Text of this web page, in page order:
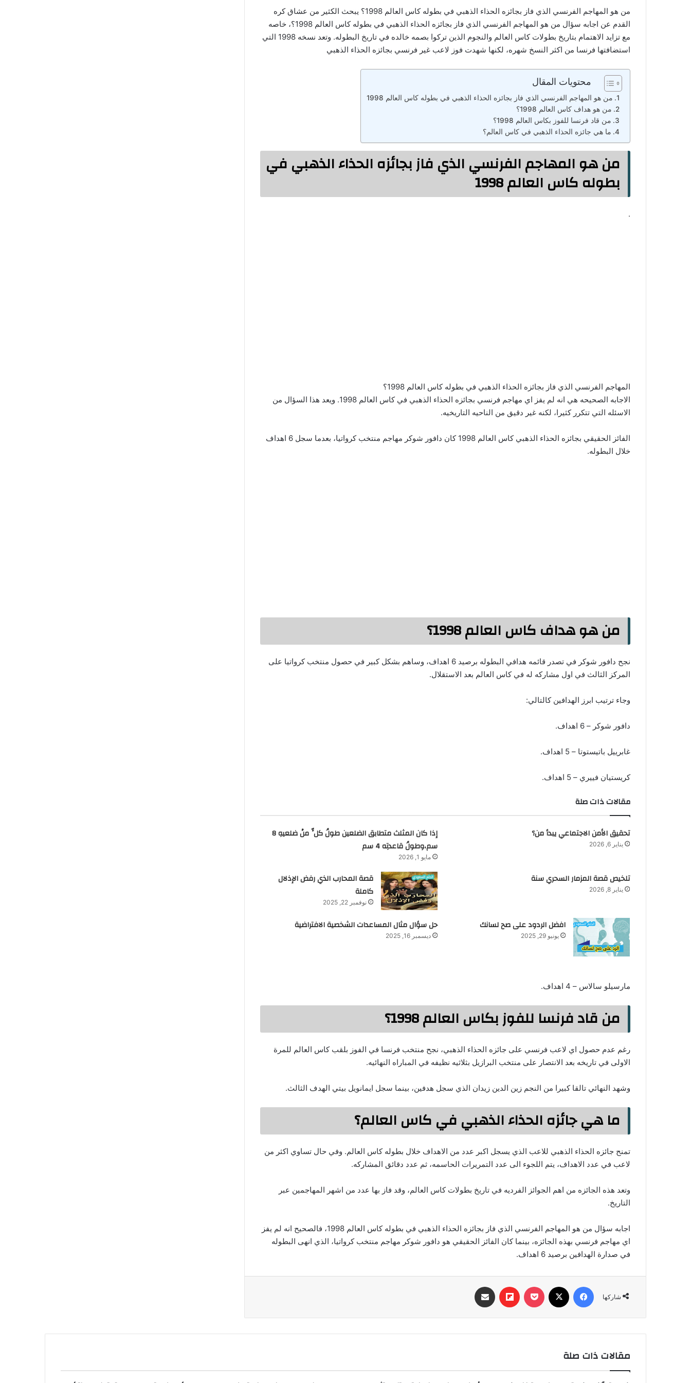
من هو المهاجم الفرنسي الذي فاز بجائزه الحذاء الذهبي في بطوله كاس العالم 1998؟ يبحث الكثير من عشاق كره
القدم عن اجابه سؤال من هو المهاجم الفرنسي الذي فاز بجائزه الحذاء الذهبي في بطوله كاس العالم 1998؟، خاصه
مع تزايد الاهتمام بتاريخ بطولات كاس العالم والنجوم الذين تركوا بصمه خالده في تاريخ البطوله. وتعد نسخه 1998 التي
استضافتها فرنسا من اكثر النسخ شهره، لكنها شهدت فوز لاعب غير فرنسي بجائزه الحذاء الذهبي
محتويات المقال
من هو المهاجم الفرنسي الذي فاز بجائزه الحذاء الذهبي في بطوله كاس العالم 1998
من هو هداف كاس العالم 1998؟
من قاد فرنسا للفوز بكاس العالم 1998؟
ما هي جائزه الحذاء الذهبي في كاس العالم؟
من هو المهاجم الفرنسي الذي فاز بجائزه الحذاء الذهبي في
بطوله كاس العالم 1998
.
المهاجم الفرنسي الذي فاز بجائزه الحذاء الذهبي في بطوله كاس العالم 1998؟
الاجابه الصحيحه هي انه لم يفز اي مهاجم فرنسي بجائزه الحذاء الذهبي في كاس العالم 1998. ويعد هذا السؤال من
الاسئله التي تتكرر كثيرا، لكنه غير دقيق من الناحيه التاريخيه.
الفائز الحقيقي بجائزه الحذاء الذهبي كاس العالم 1998 كان دافور شوكر مهاجم منتخب كرواتيا، بعدما سجل 6 اهداف
خلال البطوله.
من هو هداف كاس العالم 1998؟
نجح دافور شوكر في تصدر قائمه هدافي البطوله برصيد 6 اهداف، وساهم بشكل كبير في حصول منتخب كرواتيا على
المركز الثالث في اول مشاركه له في كاس العالم بعد الاستقلال.
وجاء ترتيب ابرز الهدافين كالتالي:
دافور شوكر – 6 اهداف.
غابرييل باتيستوتا – 5 اهداف.
كريستيان فييري – 5 اهداف.
مقالات ذات صلة
تحقيق الأمن الاجتماعي يبدأ من؟
يناير 6, 2026
إذا كان المثلث متطابق الضلعين طولُ كلٍّ منْ ضلعيهِ 8
سم،وطولُ قاعدتِه 4 سم
مايو 1, 2026
تلخيص قصة المزمار السحري سنة
يناير 8, 2026
قصة المحارب الذي رفض الإذلال
كاملة
نوفمبر 22, 2025
افضل الردود على صح لسانك
يونيو 29, 2025
حل سؤال مثال المساعدات الشخصية الافتراضية
ديسمبر 16, 2025
مارسيلو سالاس – 4 اهداف.
من قاد فرنسا للفوز بكاس العالم 1998؟
رغم عدم حصول اي لاعب فرنسي على جائزه الحذاء الذهبي، نجح منتخب فرنسا في الفوز بلقب كاس العالم للمرة
الاولى في تاريخه بعد الانتصار على منتخب البرازيل بثلاثيه نظيفه في المباراه النهائيه.
وشهد النهائي تالقا كبيرا من النجم زين الدين زيدان الذي سجل هدفين، بينما سجل ايمانويل بيتي الهدف الثالث.
ما هي جائزه الحذاء الذهبي في كاس العالم؟
تمنح جائزه الحذاء الذهبي للاعب الذي يسجل اكبر عدد من الاهداف خلال بطوله كاس العالم. وفي حال تساوي اكثر من
لاعب في عدد الاهداف، يتم اللجوء الى عدد التمريرات الحاسمه، ثم عدد دقائق المشاركه.
وتعد هذه الجائزه من اهم الجوائز الفرديه في تاريخ بطولات كاس العالم، وقد فاز بها عدد من اشهر المهاجمين عبر
التاريخ.
اجابه سؤال من هو المهاجم الفرنسي الذي فاز بجائزه الحذاء الذهبي في بطوله كاس العالم 1998، فالصحيح انه لم يفز
اي مهاجم فرنسي بهذه الجائزه، بينما كان الفائز الحقيقي هو دافور شوكر مهاجم منتخب كرواتيا، الذي انهى البطوله
في صدارة الهدافين برصيد 6 اهداف.
شاركها
فيسبوك ‫Pocket
Flipboard
مقالات ذات صلة